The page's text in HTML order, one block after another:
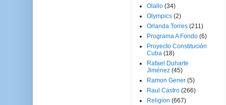
Olallo (34)
Olympics (2)
Orlanda Torres (211)
Programa A Fondo (6)
Proyecto Constitución
Cuba (18)
Rafael Duharte
Jiménez (45)
Ramon Gener (5)
Raul Castro (266)
Religion (667)